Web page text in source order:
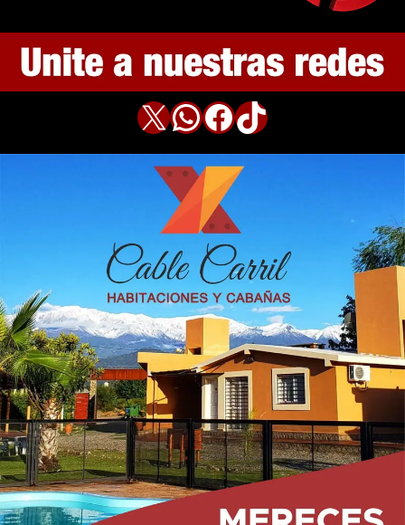
X WhatsApp Facebook TikTok